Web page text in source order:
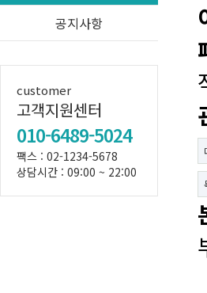
공지사항
customer
고객지원센터
010-6489-5024
팩스 : 02-1234-5678
상담시간 : 09:00 ~ 22:00